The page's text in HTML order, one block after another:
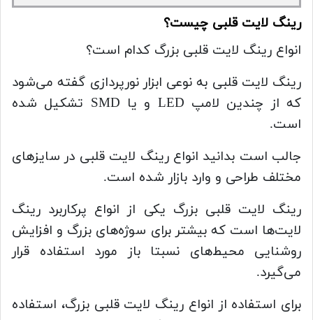
رینگ لایت قلبی چیست؟
انواع رینگ لایت قلبی بزرگ کدام است؟
رینگ لایت قلبی به نوعی ابزار نورپردازی گفته می‌شود
که از چندین لامپ LED و یا SMD تشکیل شده
است.
جالب است بدانید انواع رینگ لایت قلبی در سایزهای
مختلف طراحی و وارد بازار شده است.
رینگ لایت قلبی بزرگ یکی از انواع پرکاربرد رینگ
لایت‌ها است که بیشتر برای سوژه‌های بزرگ و افزایش
روشنایی محیط‌های نسبتا باز مورد استفاده قرار
می‌گیرد.
برای استفاده از انواع رینگ لایت قلبی بزرگ، استفاده